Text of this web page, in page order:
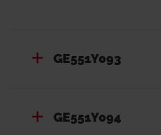
utenza con doppio
GE551Y135: sistema per
GE551Y093
GE551Y094